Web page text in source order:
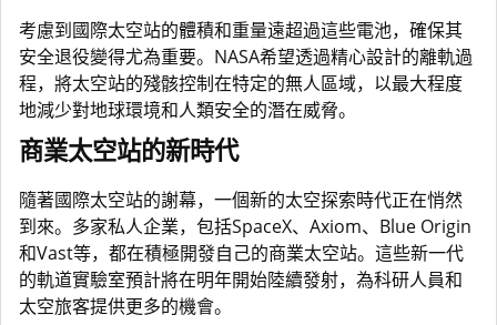
考慮到國際太空站的體積和重量遠超過這些電池，確保其
安全退役變得尤為重要。NASA希望透過精心設計的離軌過
程，將太空站的殘骸控制在特定的無人區域，以最大程度
地減少對地球環境和人類安全的潛在威脅。
商業太空站的新時代
隨著國際太空站的謝幕，一個新的太空探索時代正在悄然
到來。多家私人企業，包括SpaceX、Axiom、Blue Origin
和Vast等，都在積極開發自己的商業太空站。這些新一代
的軌道實驗室預計將在明年開始陸續發射，為科研人員和
太空旅客提供更多的機會。